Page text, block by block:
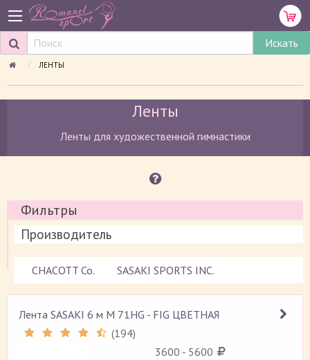
ПРОСМАТРИВАЕМАЯ СТРАНИЦА:
ЛЕНТЫ
Ленты
Ленты для художественной гимнастики
Фильтры
Производитель
CHACOTT Co. SASAKI SPORTS INC.
Лента SASAKI 6 м M 71HG - FIG ЦВЕТНАЯ
(194)
3600 - 5600